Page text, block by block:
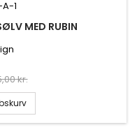
MED RUBIN
kr.